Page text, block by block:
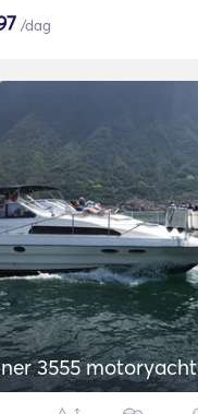
/dag
3555 motoryacht